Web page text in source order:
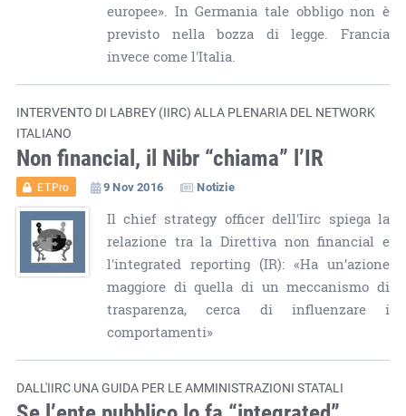
europee». In Germania tale obbligo non è
previsto nella bozza di legge. Francia
invece come l'Italia.
INTERVENTO DI LABREY (IIRC) ALLA PLENARIA DEL NETWORK
ITALIANO
Non financial, il Nibr “chiama” l’IR
ET.Pro 9 Nov 2016 Notizie
Il chief strategy officer dell'Iirc spiega la
relazione tra la Direttiva non financial e
l'integrated reporting (IR): «Ha un’azione
maggiore di quella di un meccanismo di
trasparenza, cerca di influenzare i
comportamenti»
DALL'IIRC UNA GUIDA PER LE AMMINISTRAZIONI STATALI